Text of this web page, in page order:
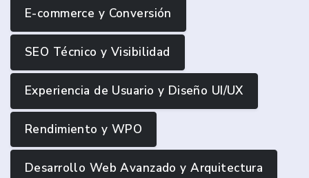
E-commerce y Conversión
SEO Técnico y Visibilidad
Experiencia de Usuario y Diseño UI/UX
Rendimiento y WPO
Desarrollo Web Avanzado y Arquitectura